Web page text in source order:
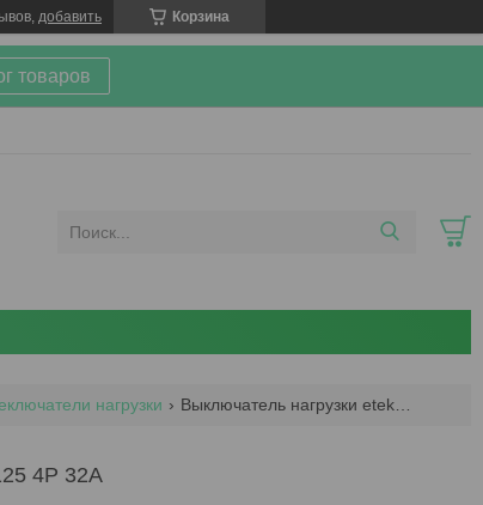
Корзина
добавить
товаров
нагрузки Выключатель нагрузки etek ekd1-125 4p 32a
4P 32A